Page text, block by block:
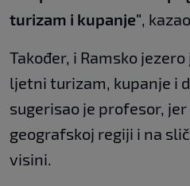
turizam i kupanje" ,
Također, i Ramsko
ljetni turizam, kupanje i
sugerisao je profesor,
geografskoj regiji i na
visini.